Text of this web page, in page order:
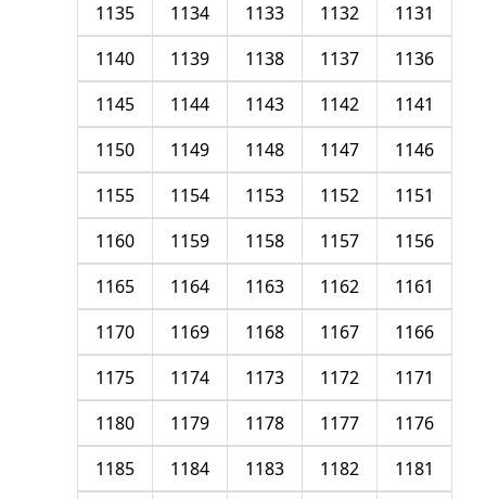
1131
1132
1133
1134
1135
1136
1137
1138
1139
1140
1141
1142
1143
1144
1145
1146
1147
1148
1149
1150
1151
1152
1153
1154
1155
1156
1157
1158
1159
1160
1161
1162
1163
1164
1165
1166
1167
1168
1169
1170
1171
1172
1173
1174
1175
1176
1177
1178
1179
1180
1181
1182
1183
1184
1185